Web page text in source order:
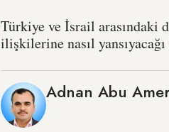
Türkiye ve İsrail
ilişkilerine nasıl
Adnan Abu